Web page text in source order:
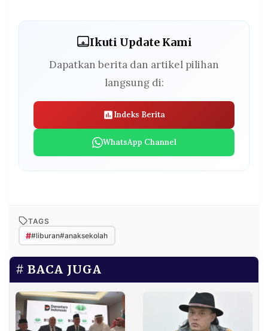
Ikuti Update Kami
Dapatkan berita dan artikel pilihan
langsung di:
Indeks Berita
WhatsApp Channel
TAGS
##liburan#anaksekolah
BACA JUGA